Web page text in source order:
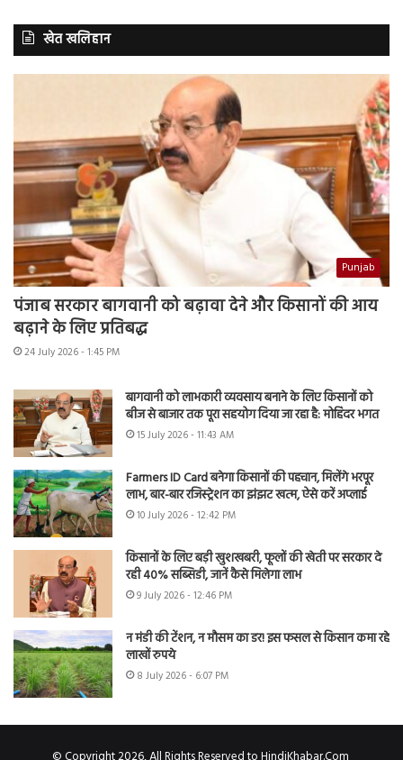
खेत खलिहान
Punjab
पंजाब सरकार बागवानी को बढ़ावा देने और किसानों की आय
बढ़ाने के लिए प्रतिबद्ध
24 July 2026 - 1:45 PM
बागवानी को लाभकारी व्यवसाय बनाने के लिए किसानों को
बीज से बाजार तक पूरा सहयोग दिया जा रहा है: मोहिंदर भगत
15 July 2026 - 11:43 AM
Farmers ID Card बनेगा किसानों की पहचान, मिलेंगे भरपूर
लाभ, बार-बार रजिस्ट्रेशन का झंझट खत्म, ऐसे करें अप्लाई
10 July 2026 - 12:42 PM
किसानों के लिए बड़ी खुशखबरी, फूलों की खेती पर सरकार दे
रही 40% सब्सिडी, जानें कैसे मिलेगा लाभ
9 July 2026 - 12:46 PM
न मंडी की टेंशन, न मौसम का डर! इस फसल से किसान कमा रहे
लाखों रुपये
8 July 2026 - 6:07 PM